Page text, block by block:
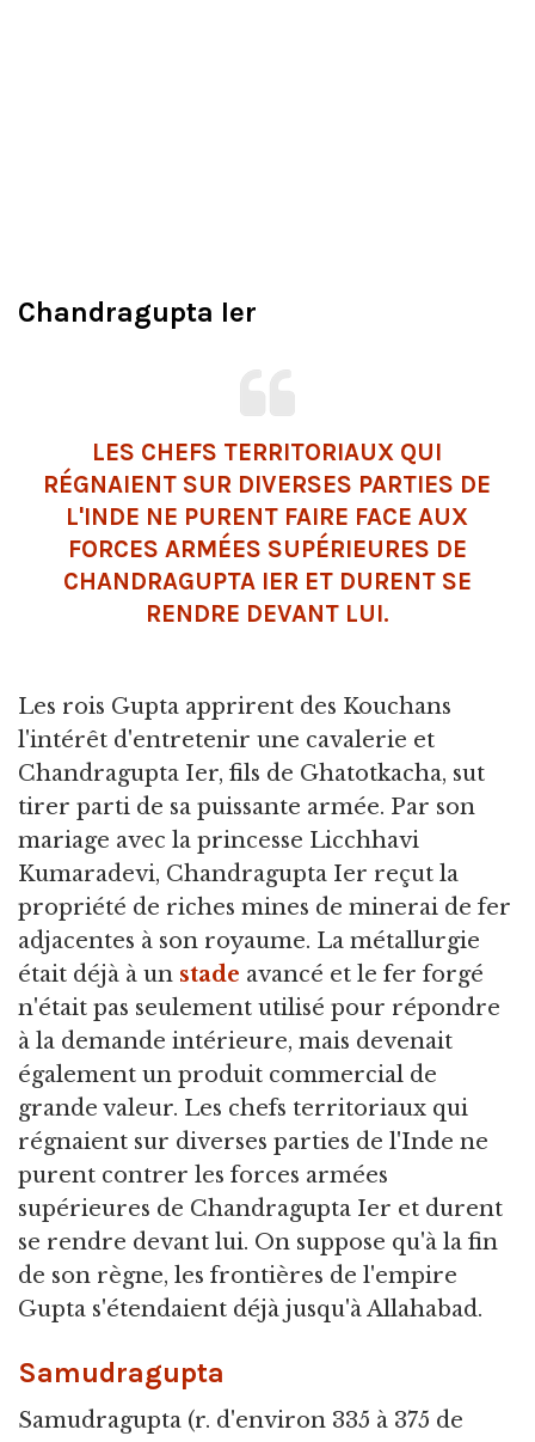
Chandragupta Ier
LES CHEFS TERRITORIAUX QUI
RÉGNAIENT SUR DIVERSES PARTIES DE
L'INDE NE PURENT FAIRE FACE AUX
FORCES ARMÉES SUPÉRIEURES DE
CHANDRAGUPTA IER ET DURENT SE
RENDRE DEVANT LUI.
Les rois Gupta apprirent des Kouchans
l'intérêt d'entretenir une cavalerie et
Chandragupta Ier, fils de Ghatotkacha, sut
tirer parti de sa puissante armée. Par son
mariage avec la princesse Licchhavi
Kumaradevi, Chandragupta Ier reçut la
propriété de riches mines de minerai de fer
adjacentes à son royaume. La métallurgie
était déjà à un stade avancé et le fer forgé
n'était pas seulement utilisé pour répondre
à la demande intérieure, mais devenait
également un produit commercial de
grande valeur. Les chefs territoriaux qui
régnaient sur diverses parties de l'Inde ne
purent contrer les forces armées
supérieures de Chandragupta Ier et durent
se rendre devant lui. On suppose qu'à la fin
de son règne, les frontières de l'empire
Gupta s'étendaient déjà jusqu'à Allahabad.
Samudragupta
Samudragupta (r. d'environ 335 à 375 de